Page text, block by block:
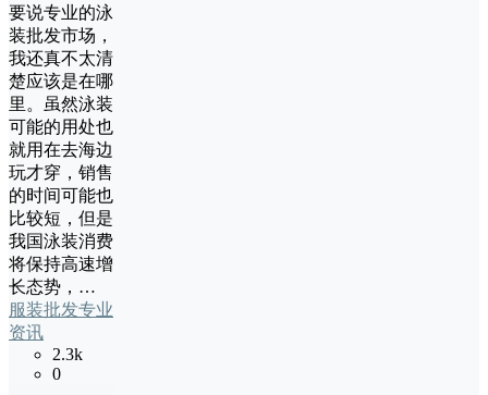
要说专业的泳
装批发市场，
我还真不太清
楚应该是在哪
里。虽然泳装
可能的用处也
就用在去海边
玩才穿，销售
的时间可能也
比较短，但是
我国泳装消费
将保持高速增
长态势，…
服装批发专业
资讯
2.3k
0